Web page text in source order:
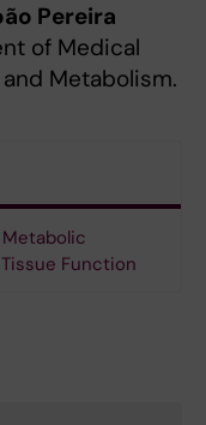
Pereira
of Medical
Metabolism.
Function